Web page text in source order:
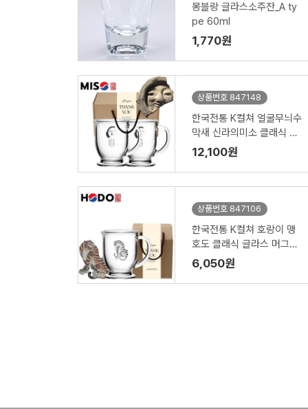
몽블랑 글라스소주잔_A ty
pe 60ml
1,770원
상품번호 847148
한국전통 K컬쳐 얼굴무늬수
막새 신라의미소 클래식 글
라스 머그컵 440ml 2P 기
프팅
12,100원
상품번호 847106
한국전통 K컬쳐 호랑이 맹
호도 클래식 글라스 머그컵
440ml 1P 기프팅
6,050원